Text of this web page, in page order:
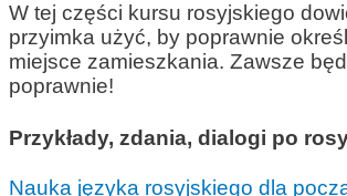
W tej części kursu rosyjskiego
przyimka użyć, by poprawnie
miejsce zamieszkania. Zawsze
poprawnie!
Przykłady, zdania, dialogi po
Nauka języka rosyjskiego dla